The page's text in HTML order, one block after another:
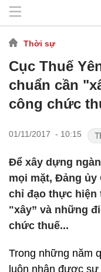
Thời sự
Cục Thuế
chuẩn cần
công chức
01/11/2017 - 10:15
Để xây dựng
mọi mặt, Đảng ủy
chỉ đạo thực hiện
"xây” và những
chức thuế...
Trong những năm
luôn nhận được